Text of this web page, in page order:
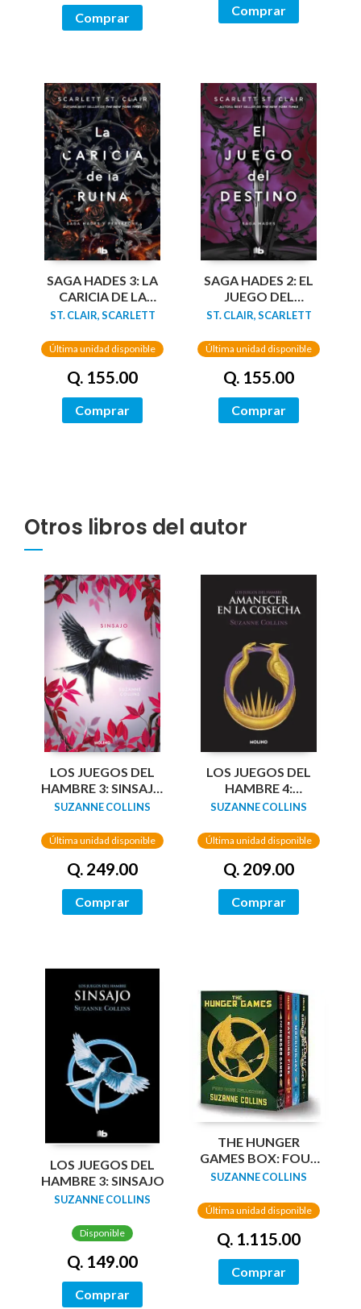
Comprar Comprar
SAGA HADES 3: LA
CARICIA DE LA
RUINA
ST. CLAIR, SCARLETT
Última unidad disponible
Q. 155.00
Comprar
SAGA HADES 2: EL
JUEGO DEL
DESTINO
ST. CLAIR, SCARLETT
Última unidad disponible
Q. 155.00
Comprar
Otros libros del autor
LOS JUEGOS DEL
HAMBRE 3: SINSAJO
(EDIC ESPECIAL
TAPA SUAVE)
SUZANNE COLLINS
Última unidad disponible
Q. 249.00
Comprar
LOS JUEGOS DEL
HAMBRE 4:
AMANECER EN LA
SUZANNE COLLINS
Última unidad disponible
Q. 209.00
Comprar
LOS JUEGOS DEL
HAMBRE 3: SINSAJO
SUZANNE COLLINS
Disponible
Q. 149.00
Comprar
THE HUNGER
GAMES BOX: FOUR
BOOK (PASTA
SUZANNE COLLINS
Última unidad disponible
Q. 1.115.00
Comprar